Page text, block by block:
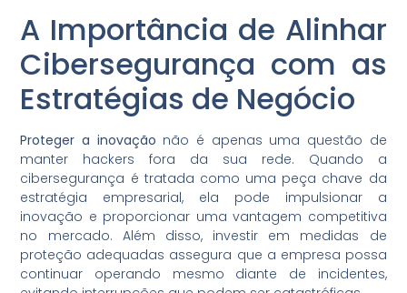
A Importância de Alinhar
Cibersegurança com as
Estratégias de Negócio
Proteger a inovação não é apenas uma questão de
manter hackers fora da sua rede. Quando a
cibersegurança é tratada como uma peça chave da
estratégia empresarial, ela pode impulsionar a
inovação e proporcionar uma vantagem competitiva
no mercado. Além disso, investir em medidas de
proteção adequadas assegura que a empresa possa
continuar operando mesmo diante de incidentes,